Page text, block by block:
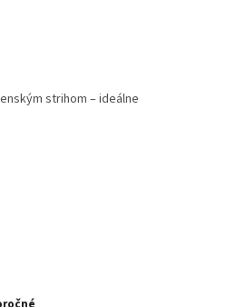
strihom – ideálne